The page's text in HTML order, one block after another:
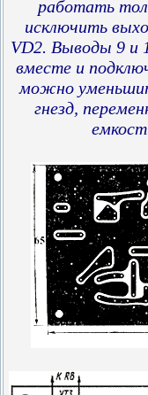
работать
исключить
VD2. Выводы 9 и
вместе и
можно
гнезд,